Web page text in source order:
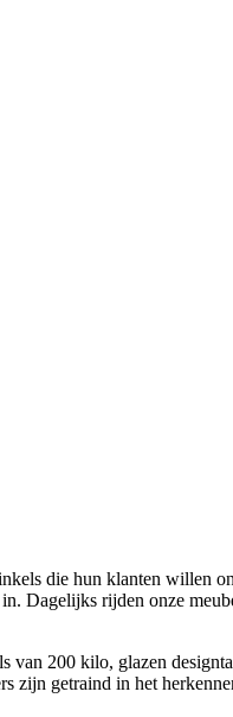
die hun klanten willen
in. Dagelijks rijden onze
200 kilo, glazen
getraind in het